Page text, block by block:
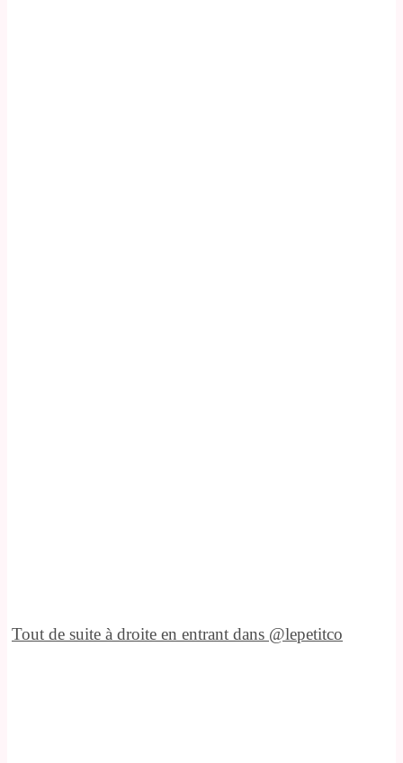
Tout de suite à droite en entrant dans @lepetitco